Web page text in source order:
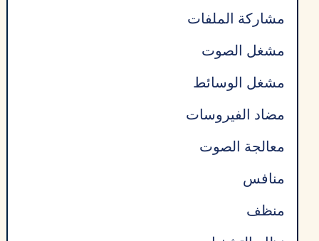
مشاركة الملفات
مشغل الصوت
مشغل الوسائط
مضاد الفيروسات
معالجة الصوت
منافس
منظف